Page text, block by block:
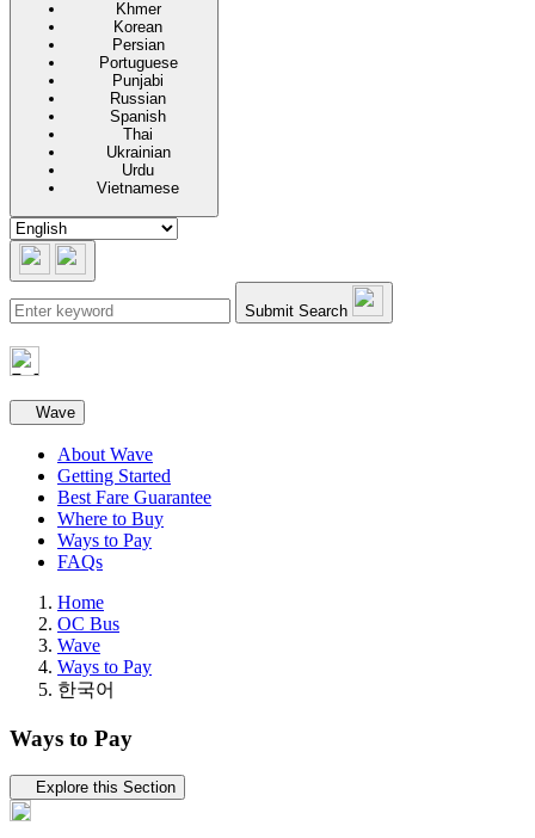
Khmer
Korean
Persian
Portuguese
Punjabi
Russian
Spanish
Thai
Ukrainian
Urdu
Vietnamese
Submit Search
Secondary navigation
Wave
About Wave
Getting Started
Best Fare Guarantee
Where to Buy
Ways to Pay
FAQs
Home
OC Bus
Wave
Ways to Pay
한국어
Ways to Pay
Tertiary navigation
Explore this Section